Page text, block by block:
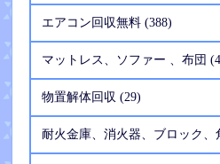
エアコン回収無料 (388)
マットレス、ソファー 、布団
物置解体回収 (29)
耐火金庫、消火器、ブロック、